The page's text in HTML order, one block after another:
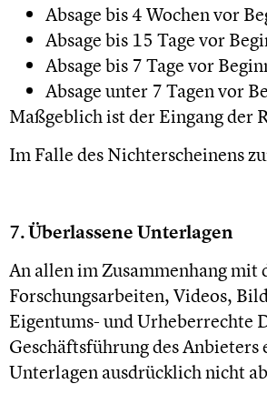
Absage bis 4 Wochen vor
Absage bis 15 Tage vor
Absage bis 7 Tage vor
Absage unter 7 Tagen vor
Maßgeblich ist der Eingang
Im Falle des Nichterscheinens
7. Überlassene Unterlagen
An allen im Zusammenhang
Forschungsarbeiten, Videos,
Eigentums- und Urheberrechte
Geschäftsführung des
Unterlagen ausdrücklich nicht